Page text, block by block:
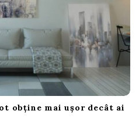
obține mai ușor decât ai